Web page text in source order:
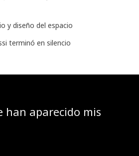
y diseño del espacio
terminó en silencio
han aparecido mis